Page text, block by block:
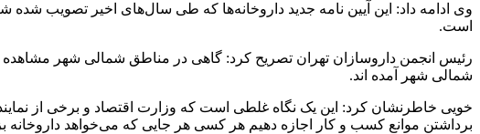
وی ادامه داد: این آیین نامه جدید داروخانه‌ها که طی سال‌های اخیر تصویب
است.
شمالی شهر آمده اند.
خویی خاطرنشان کرد: این یک نگاه غلطی است که وزارت اقتصاد و برخی از
برداشتن موانع کسب و کار اجازه دهیم هر کسی هر جایی که می‌خواهد داروخانه